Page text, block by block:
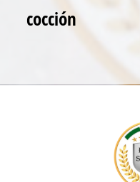
cocción